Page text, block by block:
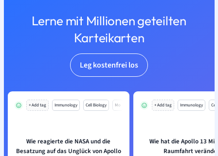
Lerne mit Millionen geteilten
Karteikarten
Leg kostenfrei los
+ Add tag Immunology Cell Biology Mo
Wie reagierte die NASA und die
Besatzung auf das Unglück von Apollo
+ Add tag Immunology
Wie hat die Apollo 13
Raumfahrt